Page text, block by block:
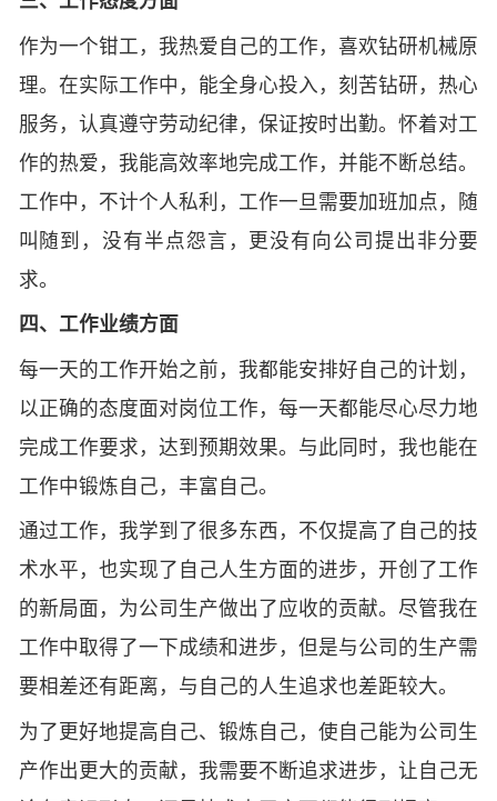
作为一个钳工，我热爱自己的工作，喜欢钻研机械原
理。在实际工作中，能全身心投入，刻苦钻研，热心
服务，认真遵守劳动纪律，保证按时出勤。怀着对工
作的热爱，我能高效率地完成工作，并能不断总结。
工作中，不计个人私利，工作一旦需要加班加点，随
叫随到，没有半点怨言，更没有向公司提出非分要
求。
四、工作业绩方面
每一天的工作开始之前，我都能安排好自己的计划，
以正确的态度面对岗位工作，每一天都能尽心尽力地
完成工作要求，达到预期效果。与此同时，我也能在
工作中锻炼自己，丰富自己。
通过工作，我学到了很多东西，不仅提高了自己的技
术水平，也实现了自己人生方面的进步，开创了工作
的新局面，为公司生产做出了应收的贡献。尽管我在
工作中取得了一下成绩和进步，但是与公司的生产需
要相差还有距离，与自己的人生追求也差距较大。
为了更好地提高自己、锻炼自己，使自己能为公司生
产作出更大的贡献，我需要不断追求进步，让自己无